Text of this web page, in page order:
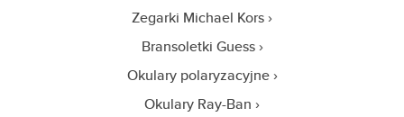
Zegarki Michael Kors
Bransoletki Guess
Okulary polaryzacyjne
Okulary Ray-Ban